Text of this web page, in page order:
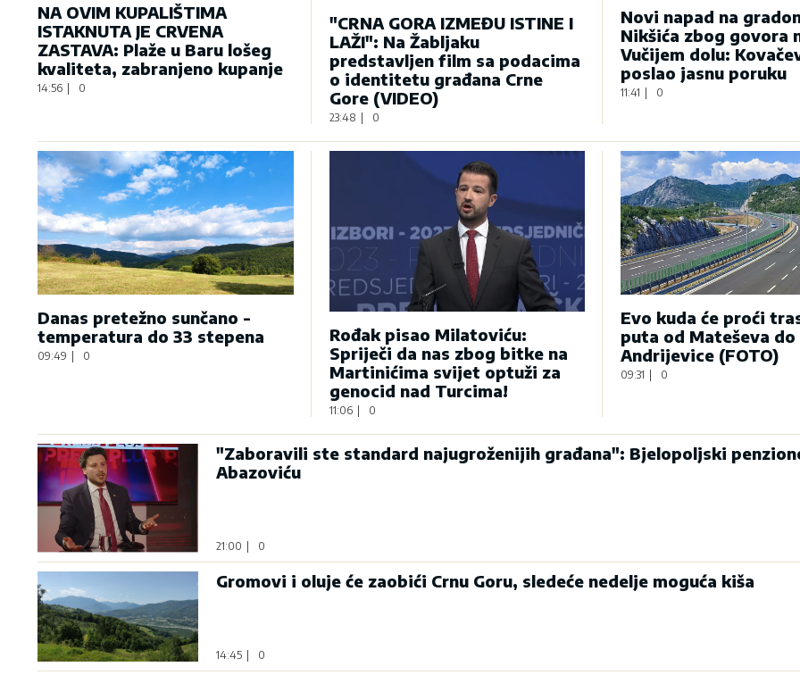
NA OVIM KUPALIŠTIMA
ISTAKNUTA JE CRVENA
ZASTAVA: Plaže u Baru lošeg
kvaliteta, zabranjeno kupanje
14:56 | 0
"CRNA GORA IZMEĐU ISTINE I
LAŽI": Na Žabljaku
predstavljen film sa podacima
o identitetu građana Crne
Gore (VIDEO)
23:48 0
Novi napad na
Nikšića zbog govora
Vučijem dolu:
poslao jasnu poruku
11:41 0
Danas pretežno sunčano -
temperatura do 33 stepena
09:49 0
Rođak pisao Milatoviću:
Spriječi da nas zbog bitke na
Martinićima svijet optuži za
genocid nad Turcima!
11:06 0
Evo kuda će proći
puta od Mateševa do
Andrijevice (FOTO)
09:31 0
"Zaboravili ste standard najugroženijih građana": Bjelopoljski
Abazoviću
21:00 0
Gromovi i oluje će zaobići Crnu Goru, sledeće nedelje moguća kiša
14:45 0